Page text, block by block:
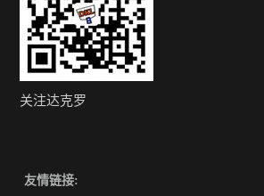
关注达克罗
友情链接: